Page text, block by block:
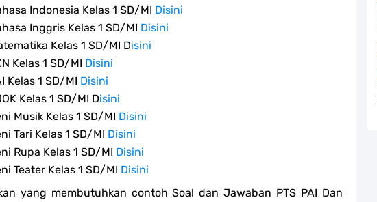
Indonesia Kelas 1 SD/MI Disini
Inggris Kelas 1 SD/MI Disini
Kelas 1 SD/MI Disini
Kelas 1 SD/MI Disini
Kelas 1 SD/MI Disini
Kelas 1 SD/MI Disini
Musik Kelas 1 SD/MI Disini
Tari Kelas 1 SD/MI Disini
Rupa Kelas 1 SD/MI Disini
Teater Kelas 1 SD/MI Disini
yang membutuhkan contoh Soal dan Jawaban PTS PAI Dan